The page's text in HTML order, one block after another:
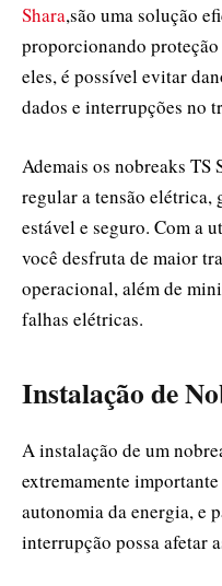
Shara,são uma solução
proporcionando
eles, é possível evitar
dados e interrupções no
Ademais os nobreaks TS
regular a tensão
estável e seguro. Com a
você desfruta de maior
operacional, além de
falhas elétricas.
Instalação de
A instalação de um
extremamente
autonomia da energia, e
interrupção possa afetar